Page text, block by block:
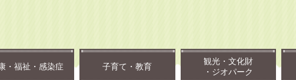
・福祉・感染症 子育て・教育
観光・文化財
・ジオパーク